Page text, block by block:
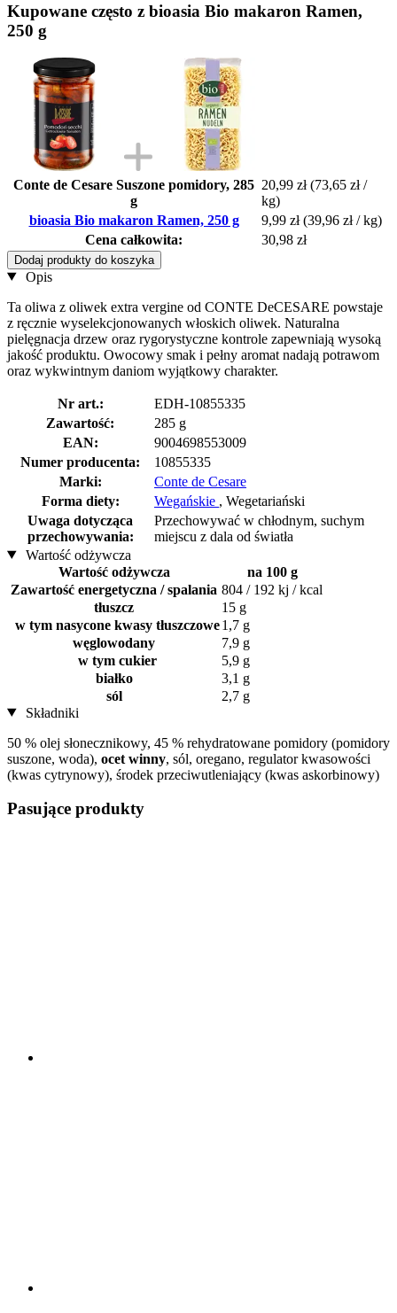
Kupowane często z bioasia Bio makaron Ramen,
250 g
Conte de Cesare Suszone pomidory, 285
g
20,99 zł (73,65 zł /
kg)
bioasia Bio makaron Ramen, 250 g
9,99 zł (39,96 zł / kg)
Cena całkowita:
30,98 zł
Dodaj produkty do koszyka
Opis
Ta oliwa z oliwek extra vergine od CONTE DeCESARE powstaje
z ręcznie wyselekcjonowanych włoskich oliwek. Naturalna
pielęgnacja drzew oraz rygorystyczne kontrole zapewniają wysoką
jakość produktu. Owocowy smak i pełny aromat nadają potrawom
oraz wykwintnym daniom wyjątkowy charakter.
Nr art.:
EDH-10855335
Zawartość:
285 g
EAN:
9004698553009
Numer producenta:
10855335
Marki:
Conte de Cesare
Forma diety:
Wegańskie , Wegetariański
Uwaga dotycząca
przechowywania:
Przechowywać w chłodnym, suchym
miejscu z dala od światła
Wartość odżywcza
Wartość odżywcza
na 100 g
Zawartość energetyczna / spalania 804 / 192 kj / kcal
tłuszcz
15 g
w tym nasycone kwasy tłuszczowe1,7 g
węglowodany
7,9 g
w tym cukier
5,9 g
białko
3,1 g
sól
2,7 g
Składniki
50 % olej słonecznikowy, 45 % rehydratowane pomidory (pomidory
suszone, woda), ocet winny, sól, oregano, regulator kwasowości
(kwas cytrynowy), środek przeciwutleniający (kwas askorbinowy)
Pasujące produkty